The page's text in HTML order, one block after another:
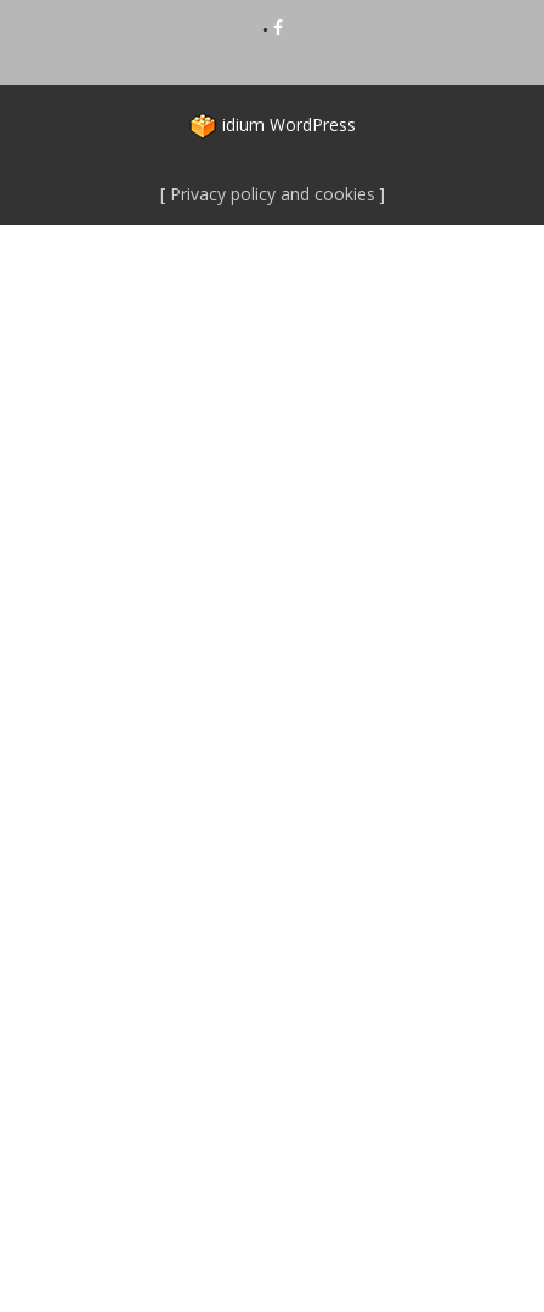
idium WordPress
Privacy policy and cookies